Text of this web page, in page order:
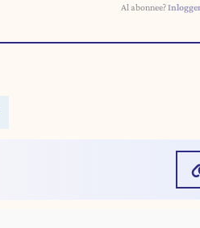
Al abonnee?